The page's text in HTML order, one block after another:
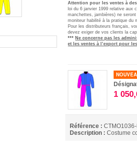
Attention pour les ventes à
loi du 6 janvier 1999 relative aux
manchettes, jambières) ne
moniteur habilité à la pratique du
Pour les distributeurs français,
devez exiger de vos clients la
*** Ne concerne pas les
et les ventes à l’export pour
1
Référence :
Description : Costume